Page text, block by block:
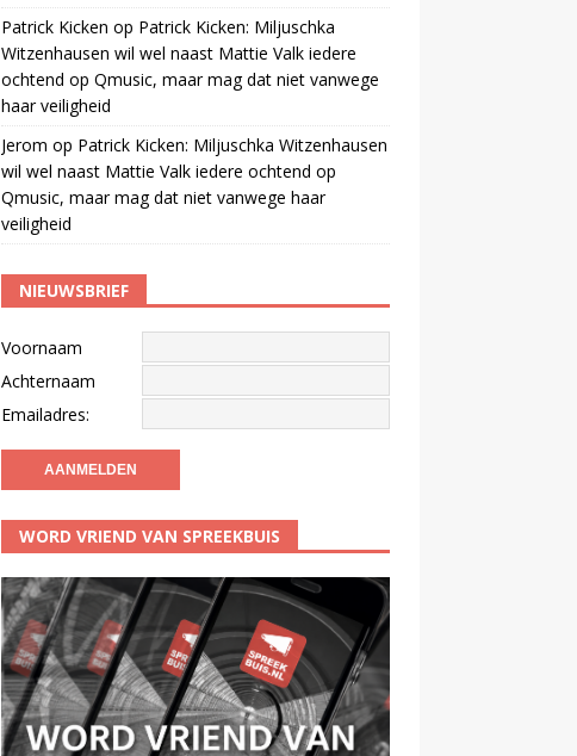
Patrick Kicken op Patrick Kicken: Miljuschka
Witzenhausen wil wel naast Mattie Valk iedere
ochtend op Qmusic, maar mag dat niet vanwege
haar veiligheid
Jerom op Patrick Kicken: Miljuschka Witzenhausen
wil wel naast Mattie Valk iedere ochtend op
Qmusic, maar mag dat niet vanwege haar
veiligheid
NIEUWSBRIEF
Voornaam
Achternaam
Emailadres:
WORD VRIEND VAN SPREEKBUIS